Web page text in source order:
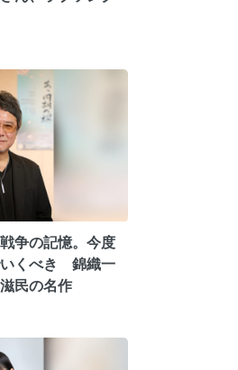
争の記憶。今度
いくべき 錦織一
民の名作